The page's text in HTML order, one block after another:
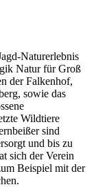
Naturerlebnis
Natur für Groß
der Falkenhof,
sowie das
Wildtiere
sind
und bis zu
sich der Verein
Beispiel mit der